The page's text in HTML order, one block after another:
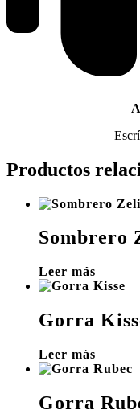
Productos
Sombrero
Leer más
Gorra
Leer más
Gorra